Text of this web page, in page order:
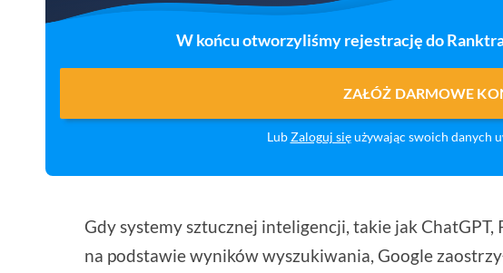
W końcu otworzyliśmy rejestrację do
ZAŁÓŻ DARMOWE
LubZaloguj sięużywając swoich danych
Gdy systemy sztucznej inteligencji, takie jak ChatGPT,
na podstawie wyników wyszukiwania, Google